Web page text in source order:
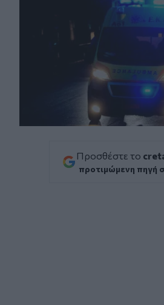
Προσθέστε το
προτιμώμενη πηγή